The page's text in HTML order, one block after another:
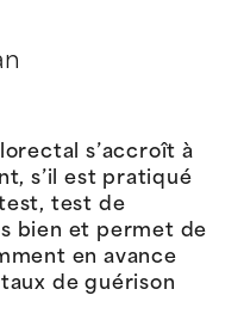
s’accroît à
s’il est pratiqué
test de
bien et permet de
en avance
de guérison